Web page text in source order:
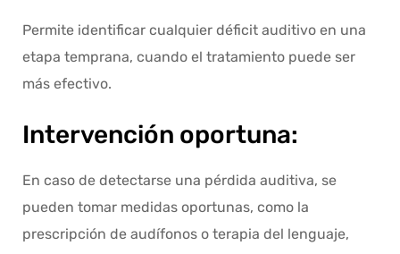
Permite identificar cualquier déficit auditivo en una
etapa temprana, cuando el tratamiento puede ser
más efectivo.
Intervención oportuna:
En caso de detectarse una pérdida auditiva, se
pueden tomar medidas oportunas, como la
prescripción de audífonos o terapia del lenguaje,